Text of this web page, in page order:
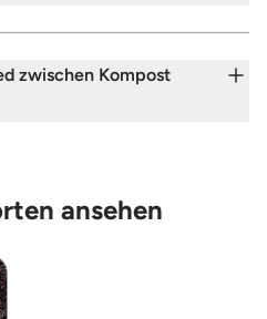
zwischen Kompost
ansehen